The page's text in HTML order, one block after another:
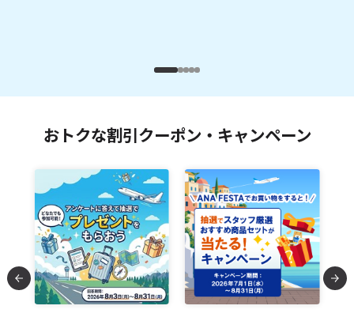
おトクな割引クーポン・キャンペーン